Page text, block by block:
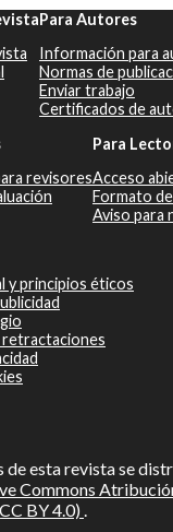
Para Autores
Información para
Normas de
Enviar trabajo
Certificados de
revisores
Para
Acceso
Formato
Aviso para
y principios éticos
de esta revista se
Commons
BY 4.0) .